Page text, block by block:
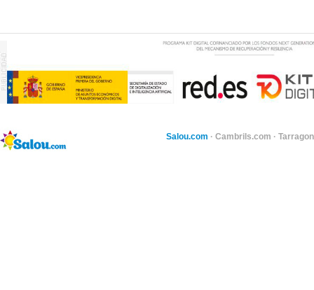
Salou.com · Cambrils.com ·